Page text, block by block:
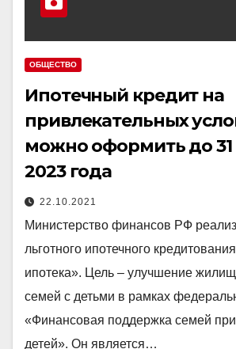
ОБЩЕСТВО
Ипотечный кредит на
привлекательных
можно оформить до 31
2023 года
22.10.2021
Министерство финансов РФ
льготного ипотечного
ипотека». Цель – улучшение
семей с детьми в рамках
«Финансовая поддержка семей
детей». Он является…